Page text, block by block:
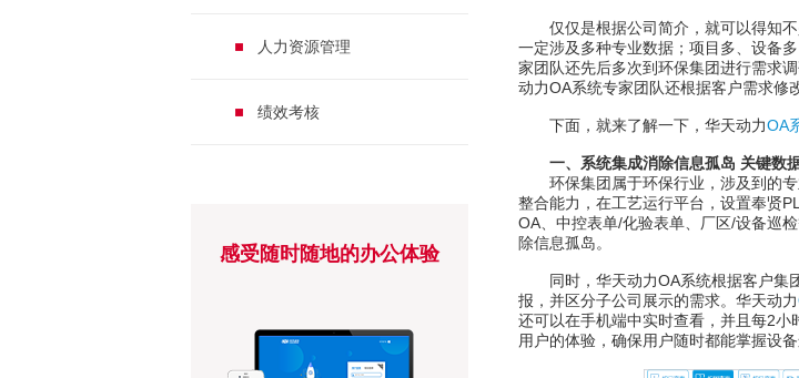
人力资源管理
绩效考核
感受随时随地的办公体验
仅仅是根据公司简介，就可以得知不
一定涉及多种专业数据；项目多、设备
家团队还先后多次到环保集团进行需求
动力OA系统专家团队还根据客户需求修
下面，就来了解一下，华天动力OA
一、系统集成消除信息孤岛 关键数
环保集团属于环保行业，涉及到的专
整合能力，在工艺运行平台，设置奉贤
OA、中控表单/化验表单、厂区/设备巡
除信息孤岛。
同时，华天动力OA系统根据客户集
报，并区分子公司展示的需求。华天动力
还可以在手机端中实时查看，并且每2
用户的体验，确保用户随时都能掌握设备